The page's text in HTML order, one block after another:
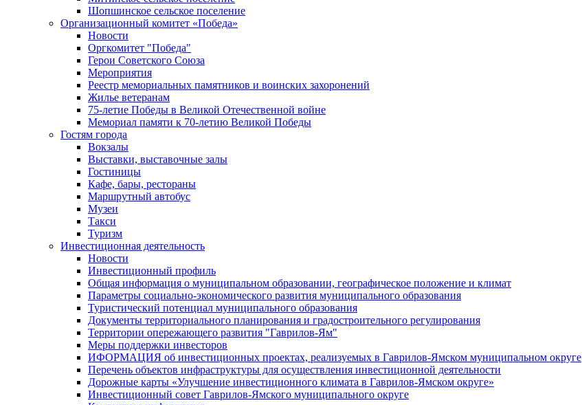
Шопшинское сельское поселение
Организационный комитет «Победа»
Новости
Оргкомитет "Победа"
Герои Советского Союза
Мероприятия
Реестр мемориальных памятников и воинских захоронений
Жилье ветеранам
75-летие Победы в Великой Отечественной войне
Мемориал памяти к 70-летию Великой Победы
Гостям города
Вокзалы
Выставки, выставочные залы
Гостиницы
Кафе, бары, рестораны
Маршрутный автобус
Музеи
Такси
Туризм
Инвестиционная деятельность
Новости
Инвестиционный профиль
Общая информация о муниципальном образовании, географическое положение и климат
Параметры социально-экономического развития муниципального образования
Туристический потенциал муниципального образования
Документы территориального планирования и градостроительного регулирования
Территории опережающего развития "Гаврилов-Ям"
Меры поддержки инвесторов
ИФОРМАЦИЯ об инвестиционных проектах, реализуемых в Гаврилов-Ямском муниципальном округе
Перечень объектов инфраструктуры для осуществления инвестиционной деятельности
Дорожные карты «Улучшение инвестиционного климата в Гаврилов-Ямском округе»
Инвестиционный совет Гаврилов-Ямского муниципального округе